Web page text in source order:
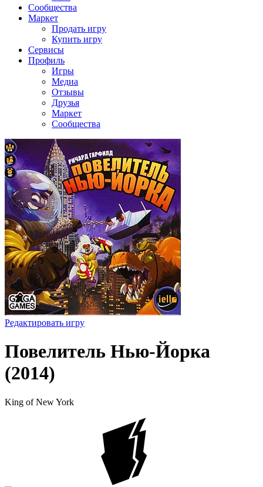
Сообщества
Маркет
Продать игру
Купить игру
Сервисы
Профиль
Игры
Медиа
Отзывы
Друзья
Маркет
Сообщества
Редактировать игру
Повелитель Нью-Йорка
(2014)
King of New York